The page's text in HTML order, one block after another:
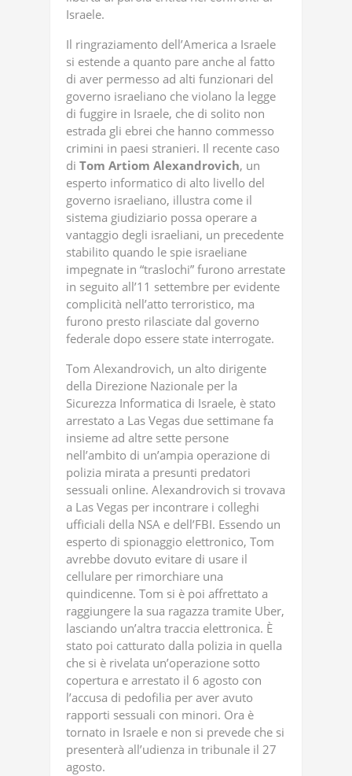
Israele.
Il ringraziamento dell’America a Israele
si estende a quanto pare anche al fatto
di aver permesso ad alti funzionari del
governo israeliano che violano la legge
di fuggire in Israele, che di solito non
estrada gli ebrei che hanno commesso
crimini in paesi stranieri. Il recente caso
di Tom Artiom Alexandrovich, un
esperto informatico di alto livello del
governo israeliano, illustra come il
sistema giudiziario possa operare a
vantaggio degli israeliani, un precedente
stabilito quando le spie israeliane
impegnate in “traslochi” furono arrestate
in seguito all’11 settembre per evidente
complicità nell’atto terroristico, ma
furono presto rilasciate dal governo
federale dopo essere state interrogate.
Tom Alexandrovich, un alto dirigente
della Direzione Nazionale per la
Sicurezza Informatica di Israele, è stato
arrestato a Las Vegas due settimane fa
insieme ad altre sette persone
nell’ambito di un’ampia operazione di
polizia mirata a presunti predatori
sessuali online. Alexandrovich si trovava
a Las Vegas per incontrare i colleghi
ufficiali della NSA e dell’FBI. Essendo un
esperto di spionaggio elettronico, Tom
avrebbe dovuto evitare di usare il
cellulare per rimorchiare una
quindicenne. Tom si è poi affrettato a
raggiungere la sua ragazza tramite Uber,
lasciando un’altra traccia elettronica. È
stato poi catturato dalla polizia in quella
che si è rivelata un’operazione sotto
copertura e arrestato il 6 agosto con
l’accusa di pedofilia per aver avuto
rapporti sessuali con minori. Ora è
tornato in Israele e non si prevede che si
presenterà all’udienza in tribunale il 27
agosto.